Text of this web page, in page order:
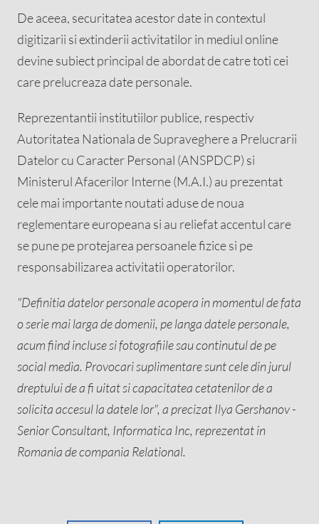
De aceea, securitatea acestor date in contextul
digitizarii si extinderii activitatilor in mediul online
devine subiect principal de abordat de catre toti cei
care prelucreaza date personale.
Reprezentantii institutiilor publice, respectiv
Autoritatea Nationala de Supraveghere a Prelucrarii
Datelor cu Caracter Personal (ANSPDCP) si
Ministerul Afacerilor Interne (M.A.I.) au prezentat
cele mai importante noutati aduse de noua
reglementare europeana si au reliefat accentul care
se pune pe protejarea persoanele fizice si pe
responsabilizarea activitatii operatorilor.
"Definitia datelor personale acopera in momentul de fata
o serie mai larga de domenii, pe langa datele personale,
acum fiind incluse si fotografiile sau continutul de pe
social media. Provocari suplimentare sunt cele din jurul
dreptului de a fi uitat si capacitatea cetatenilor de a
solicita accesul la datele lor", a precizat Ilya Gershanov -
Senior Consultant, Informatica Inc, reprezentat in
Romania de compania Relational.